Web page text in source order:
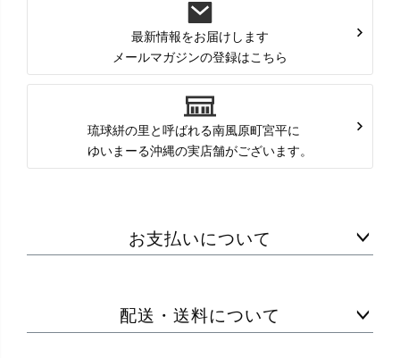
最新情報をお届けします
メールマガジンの登録はこちら
琉球絣の里と呼ばれる南風原町宮平に
ゆいまーる沖縄の実店舗がございます。
お支払いについて
配送・送料について